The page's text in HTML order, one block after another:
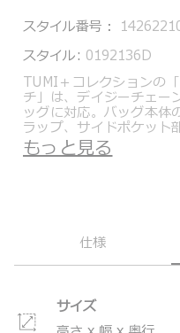
スタイル番号：
スタイル: 0192136D
TUMI＋コレクションの
チ」は、デイジーチェー
ッグに対応。バッグ本体
ラップ、サイドポケット
早くアクセス出来ます。
ンに合わせて取付・取り
い耐久性も備えています。
＊製品の仕様は予告なく
もっと見る
仕様
サイズ